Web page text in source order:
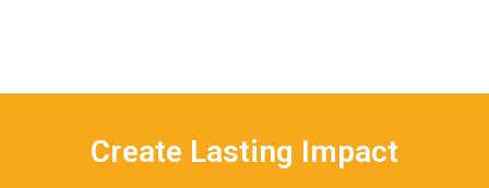
Create Lasting Impact